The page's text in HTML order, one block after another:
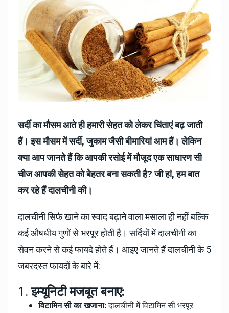
सर्दी का मौसम आते ही हमारी सेहत को लेकर चिंताएं बढ़ जाती
हैं। इस मौसम में सर्दी, जुकाम जैसी बीमारियां आम हैं। लेकिन
क्या आप जानते हैं कि आपकी रसोई में मौजूद एक साधारण सी
चीज आपकी सेहत को बेहतर बना सकती है? जी हां, हम बात
कर रहे हैं दालचीनी की।
दालचीनी सिर्फ खाने का स्वाद बढ़ाने वाला मसाला ही नहीं बल्कि
कई औषधीय गुणों से भरपूर होती है। सर्दियों में दालचीनी का
सेवन करने से कई फायदे होते हैं। आइए जानते हैं दालचीनी के 5
जबरदस्त फायदों के बारे में:
1.इम्यूनिटी मजबूत बनाए:
विटामिन सी का खजाना:दालचीनी में विटामिन सी भरपूर